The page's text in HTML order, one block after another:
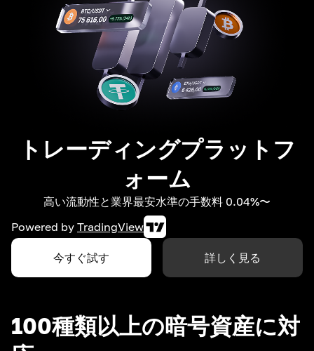
トレーディングプラットフ
ォーム
高い流動性と業界最安水準の手数料 0.04%〜
Powered by TradingView
今すぐ試す 詳しく見る
100種類以上の暗号資産に対